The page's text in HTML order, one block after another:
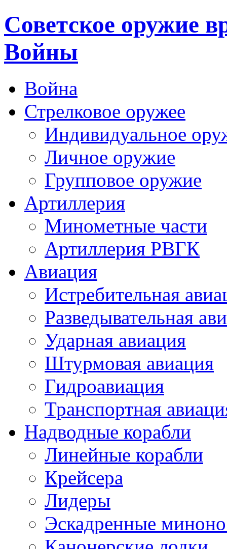
Cоветское оружие
Войны
Война
Стрелковое оружее
Индивидуальное
Личное оружие
Групповое оружие
Артиллерия
Минометные части
Артиллерия РВГК
Авиация
Истребительная
Разведывательная
Ударная авиация
Штурмовая авиация
Гидроавиация
Транспортная
Надводные корабли
Линейные корабли
Крейсера
Лидеры
Эскадренные